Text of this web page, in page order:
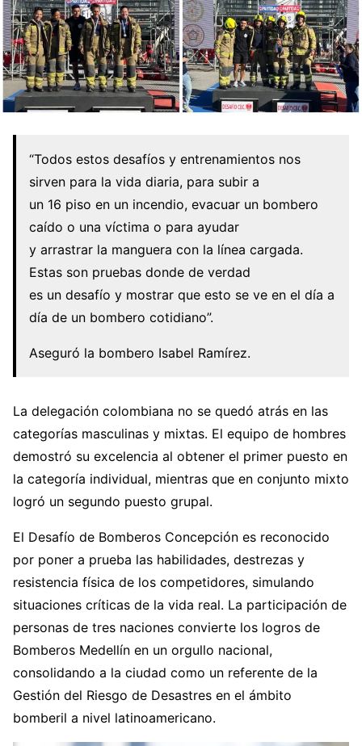
“Todos estos desafíos y entrenamientos nos
sirven para la vida diaria, para subir a
un 16 piso en un incendio, evacuar un bombero
caído o una víctima o para ayudar
y arrastrar la manguera con la línea cargada.
Estas son pruebas donde de verdad
es un desafío y mostrar que esto se ve en el día a
día de un bombero cotidiano”.
Aseguró la bombero Isabel Ramírez.
La delegación colombiana no se quedó atrás en las
categorías masculinas y mixtas. El equipo de hombres
demostró su excelencia al obtener el primer puesto en
la categoría individual, mientras que en conjunto mixto
logró un segundo puesto grupal.
El Desafío de Bomberos Concepción es reconocido
por poner a prueba las habilidades, destrezas y
resistencia física de los competidores, simulando
situaciones críticas de la vida real. La participación de
personas de tres naciones convierte los logros de
Bomberos Medellín en un orgullo nacional,
consolidando a la ciudad como un referente de la
Gestión del Riesgo de Desastres en el ámbito
bomberil a nivel latinoamericano.